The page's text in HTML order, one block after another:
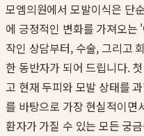
모엠의원에서 모발이식은 단
에 긍정적인 변화를 가져오는
작인 상담부터, 수술, 그리고
한 동반자가 되어 드립니다.
고 현재 두피와 모발 상태를
를 바탕으로 가장 현실적이면
환자가 가질 수 있는 모든 궁